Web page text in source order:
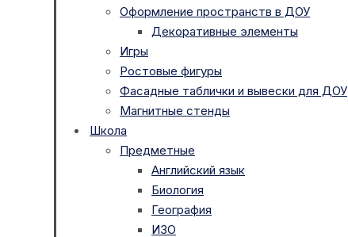
Оформление пространств в ДОУ
Декоративные элементы
Игры
Ростовые фигуры
Фасадные таблички и вывески для ДОУ
Магнитные стенды
Школа
Предметные
Английский язык
Биология
География
ИЗО